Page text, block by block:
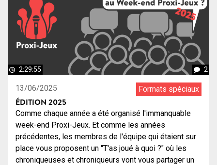
2:29:55 2
13/06/2025 Formats spéciaux
ÉDITION 2025
Comme chaque année a été organisé l'immanquable
week-end Proxi-Jeux. Et comme les années
précédentes, les membres de l'équipe qui étaient sur
place vous proposent un "T'as joué à quoi ?" où les
chroniqueuses et chroniqueurs vont vous partager un